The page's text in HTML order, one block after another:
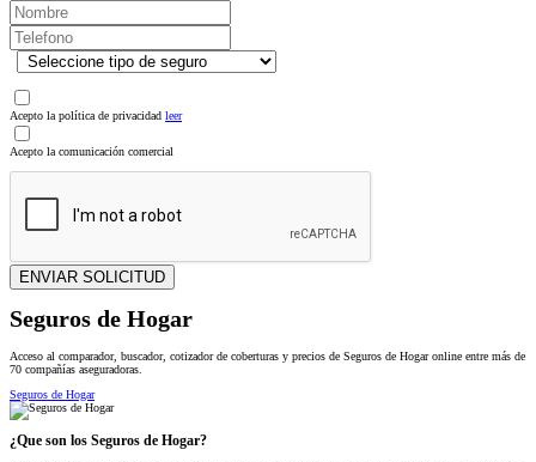
Acepto la política de privacidad leer
Acepto la comunicación comercial
Seguros de Hogar
Acceso al comparador, buscador, cotizador de coberturas y precios de Seguros de Hogar online entre más de
70 compañías aseguradoras.
Seguros de Hogar
¿Que son los Seguros de Hogar?